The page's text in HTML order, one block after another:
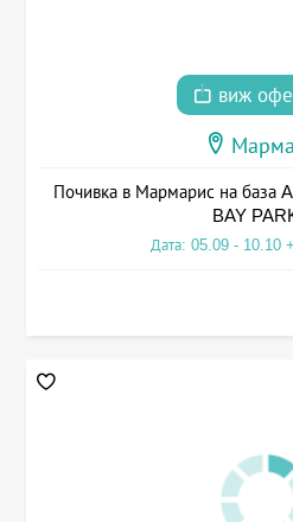
виж
Почивка в Мармарис на база
BAY
Дата: 05.09 - 10.10